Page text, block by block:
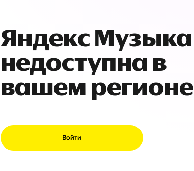
Яндекс Музыка
недоступна в
вашем регионе
Войти